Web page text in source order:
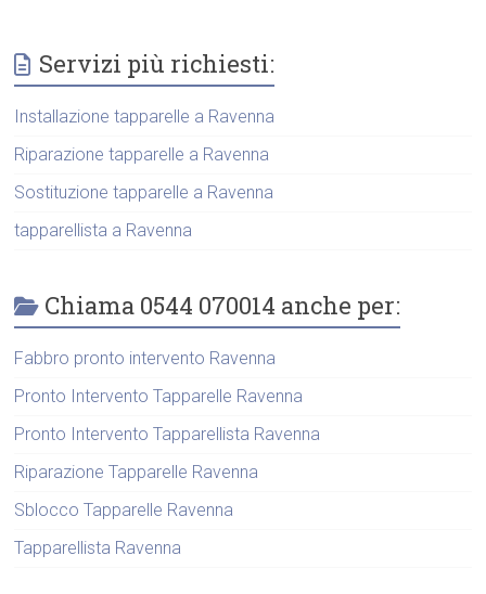
Servizi più richiesti:
Installazione tapparelle a Ravenna
Riparazione tapparelle a Ravenna
Sostituzione tapparelle a Ravenna
tapparellista a Ravenna
Chiama 0544 070014 anche per:
Fabbro pronto intervento Ravenna
Pronto Intervento Tapparelle Ravenna
Pronto Intervento Tapparellista Ravenna
Riparazione Tapparelle Ravenna
Sblocco Tapparelle Ravenna
Tapparellista Ravenna